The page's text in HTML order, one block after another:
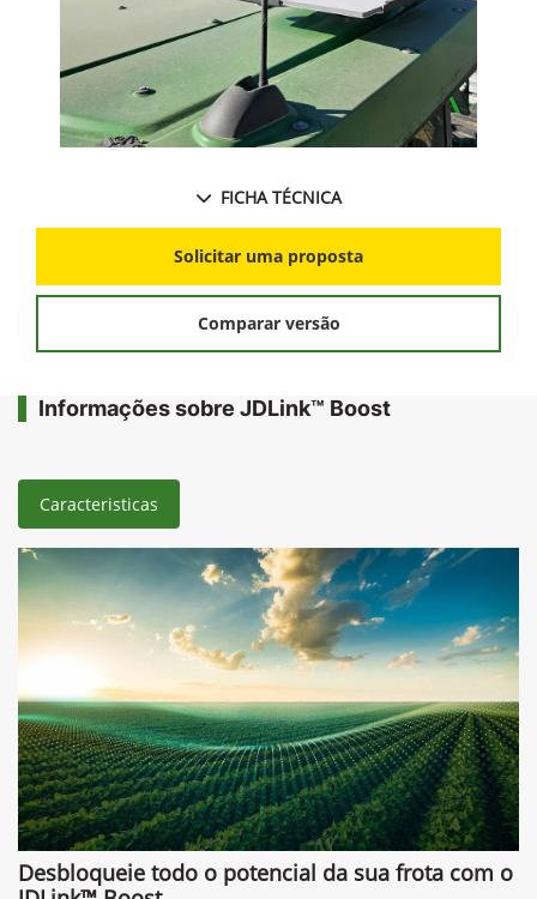
FICHA TÉCNICA
Solicitar uma proposta
Comparar versão
Informações sobre JDLink™ Boost
Caracteristicas
Desbloqueie todo o potencial da sua frota com o